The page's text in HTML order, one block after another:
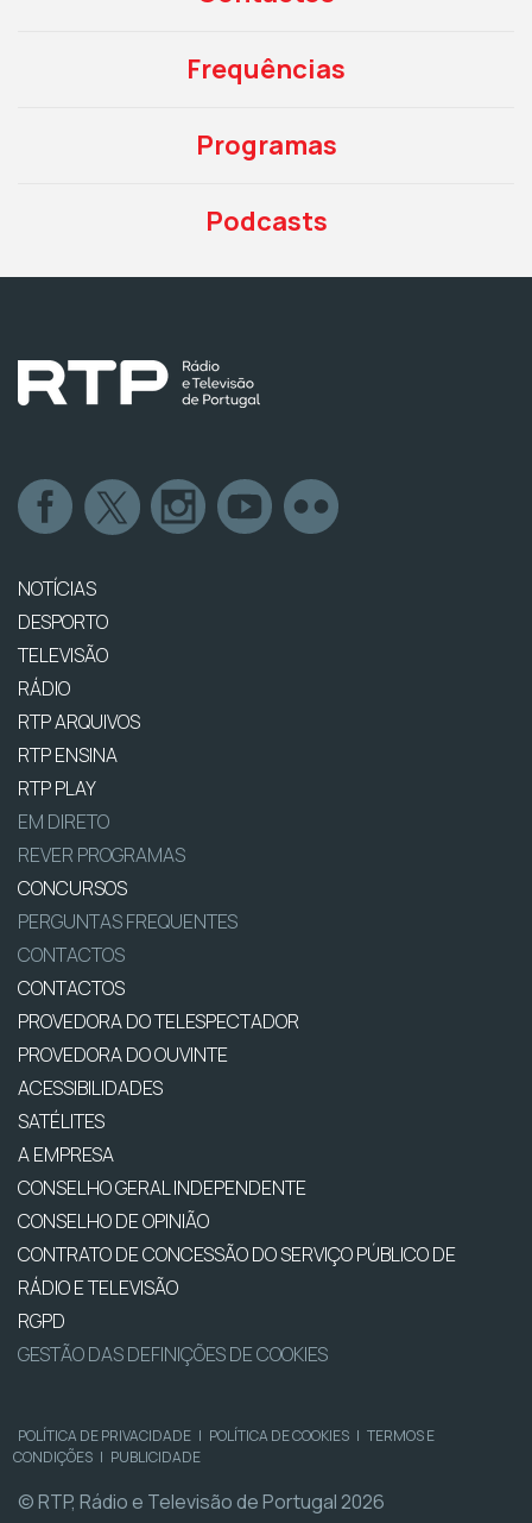
Frequências
Programas
Podcasts
NOTÍCIAS
DESPORTO
TELEVISÃO
RÁDIO
RTP ARQUIVOS
RTP ENSINA
RTP PLAY
EM DIRETO
REVER PROGRAMAS
CONCURSOS
PERGUNTAS FREQUENTES
CONTACTOS
CONTACTOS
PROVEDORA DO TELESPECTADOR
PROVEDORA DO OUVINTE
ACESSIBILIDADES
SATÉLITES
A EMPRESA
CONSELHO GERAL INDEPENDENTE
CONSELHO DE OPINIÃO
CONTRATO DE CONCESSÃO DO SERVIÇO PÚBLICO DE
RÁDIO E TELEVISÃO
RGPD
GESTÃO DAS DEFINIÇÕES DE COOKIES
POLÍTICA DE PRIVACIDADE | POLÍTICA DE COOKIES | TERMOS E
CONDIÇÕES | PUBLICIDADE
© RTP, Rádio e Televisão de Portugal 2026